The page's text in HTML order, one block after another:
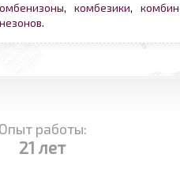
, комбезики,
.
Опыт работы:
21 лет